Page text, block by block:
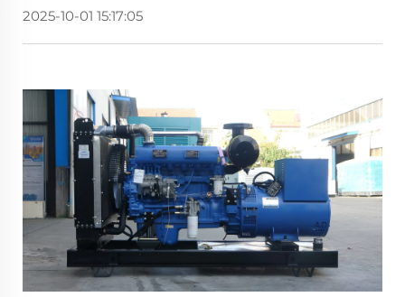
2025-10-01 15:17:05